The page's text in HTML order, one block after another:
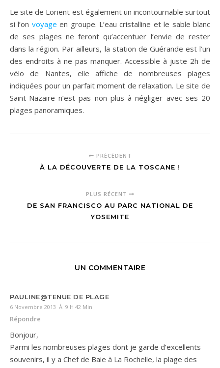
Le site de Lorient est également un incontournable surtout
si l’on voyage en groupe. L’eau cristalline et le sable blanc
de ses plages ne feront qu’accentuer l’envie de rester
dans la région. Par ailleurs, la station de Guérande est l’un
des endroits à ne pas manquer. Accessible à juste 2h de
vélo de Nantes, elle affiche de nombreuses plages
indiquées pour un parfait moment de relaxation. Le site de
Saint-Nazaire n’est pas non plus à négliger avec ses 20
plages panoramiques.
PRÉCÉDENT
À LA DÉCOUVERTE DE LA TOSCANE !
PLUS RÉCENT
DE SAN FRANCISCO AU PARC NATIONAL DE
YOSEMITE
UN COMMENTAIRE
PAULINE@TENUE DE PLAGE
6 Novembre 2013 À 9 H 42 Min
Répondre
Bonjour,
Parmi les nombreuses plages dont je garde d’excellents
souvenirs, il y a Chef de Baie à La Rochelle, la plage des